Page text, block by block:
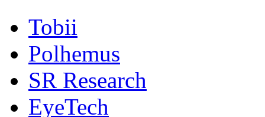
Tobii
Polhemus
SR Research
EyeTech